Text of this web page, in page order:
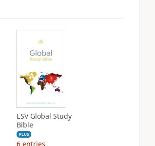
ESV Global Study
Bible
PLUS
6 entries